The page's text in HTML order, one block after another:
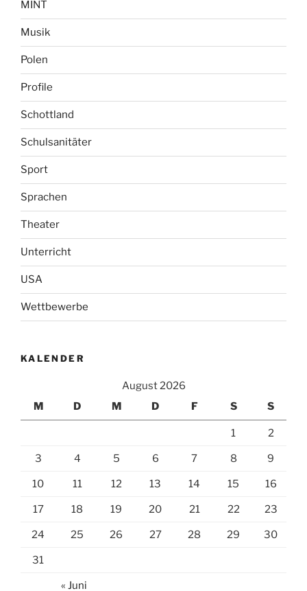
MINT
Musik
Polen
Profile
Schottland
Schulsanitäter
Sport
Sprachen
Theater
Unterricht
USA
Wettbewerbe
KALENDER
August 2026
M
D M D F S S
1 2
3 4 5 6 7 8 9
10 11 12 13 14 15 16
17 18 19 20 21 22 23
24 25 26 27 28 29 30
31
« Juni